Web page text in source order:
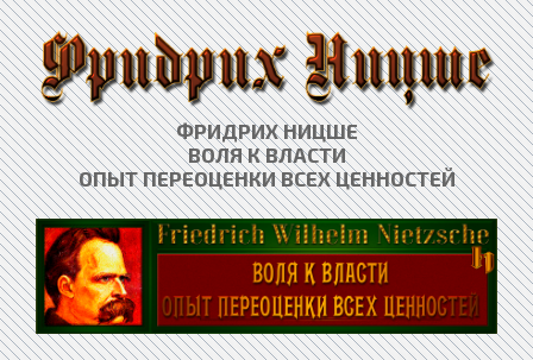
ФРИДРИХ НИЦШЕ
ВОЛЯ К ВЛАСТИ
ОПЫТ ПЕРЕОЦЕНКИ ВСЕХ ЦЕННОСТЕЙ​